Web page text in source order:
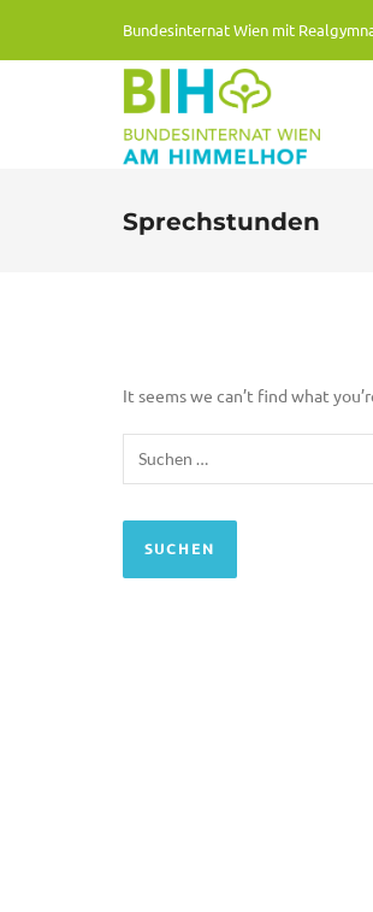
Bundesinternat Wien mit
Sprechstunden
It seems we can’t find what